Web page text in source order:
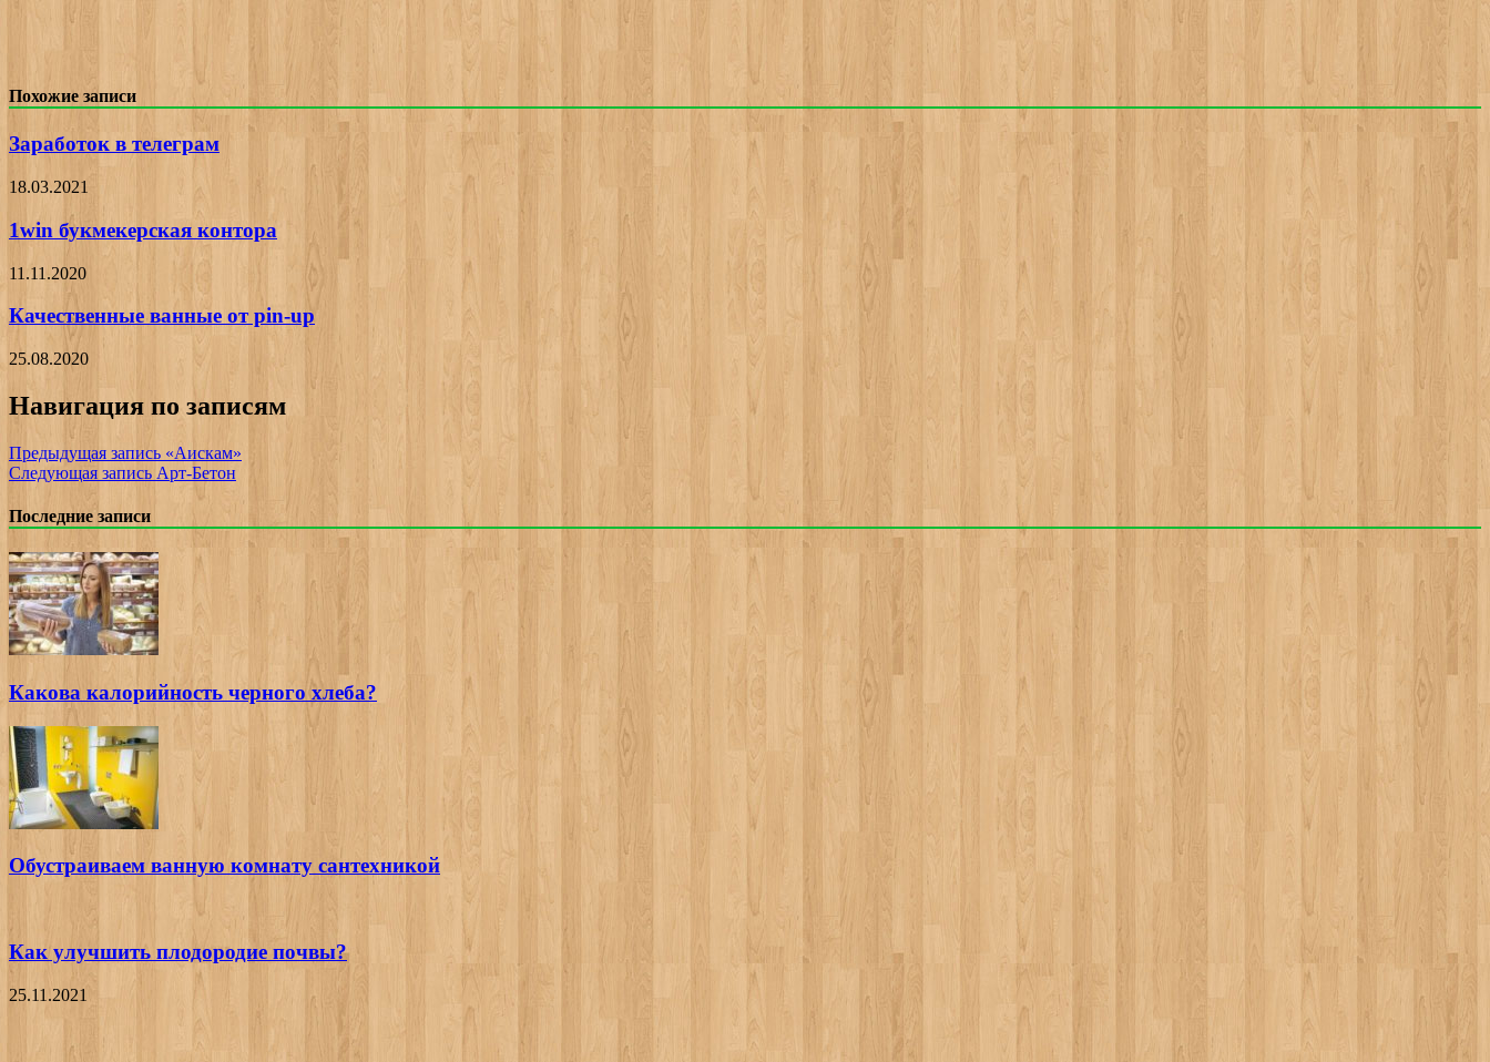
Похожие записи
Заработок в телеграм
18.03.2021
1win букмекерская контора
11.11.2020
Качественные ванные от pin-up
25.08.2020
Навигация по записям
Предыдущая запись «Аискам»
Следующая запись Арт-Бетон
Последние записи
Какова калорийность черного хлеба?
Обустраиваем ванную комнату сантехникой
Как улучшить плодородие почвы?
25.11.2021